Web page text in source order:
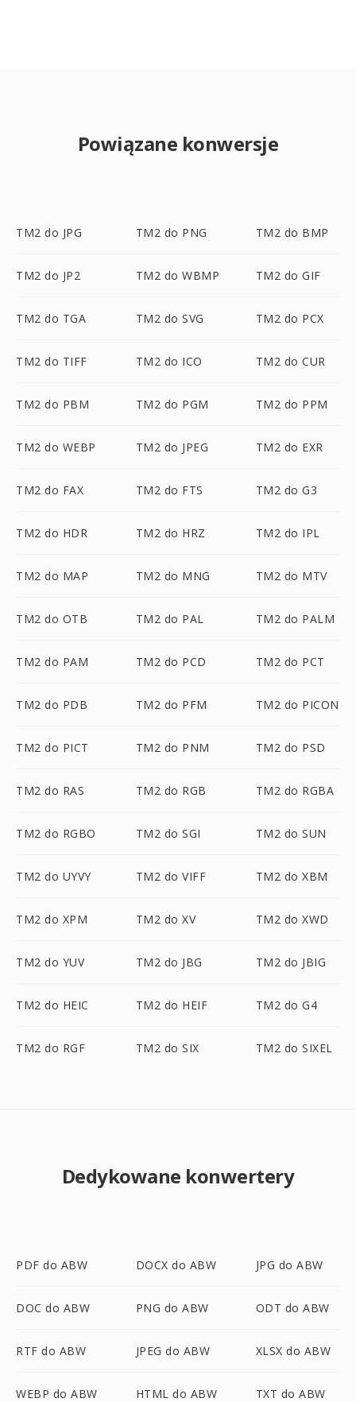
Powiązane konwersje
TM2 do JPG TM2 do PNG TM2 do BMP
TM2 do JP2 TM2 do WBMP TM2 do GIF
TM2 do TGA TM2 do SVG TM2 do PCX
TM2 do TIFF TM2 do ICO TM2 do CUR
TM2 do PBM TM2 do PGM TM2 do PPM
TM2 do WEBP TM2 do JPEG TM2 do EXR
TM2 do FAX TM2 do FTS TM2 do G3
TM2 do HDR TM2 do HRZ TM2 do IPL
TM2 do MAP TM2 do MNG TM2 do MTV
TM2 do OTB TM2 do PAL TM2 do PALM
TM2 do PAM TM2 do PCD TM2 do PCT
TM2 do PDB TM2 do PFM TM2 do PICON
TM2 do PICT TM2 do PNM TM2 do PSD
TM2 do RAS TM2 do RGB TM2 do RGBA
TM2 do RGBO TM2 do SGI TM2 do SUN
TM2 do UYVY TM2 do VIFF TM2 do XBM
TM2 do XPM TM2 do XV TM2 do XWD
TM2 do YUV TM2 do JBG TM2 do JBIG
TM2 do HEIC TM2 do HEIF TM2 do G4
TM2 do RGF TM2 do SIX TM2 do SIXEL
Dedykowane konwertery
PDF do ABW DOCX do ABW JPG do ABW
DOC do ABW PNG do ABW ODT do ABW
RTF do ABW JPEG do ABW XLSX do ABW
WEBP do ABW HTML do ABW TXT do ABW